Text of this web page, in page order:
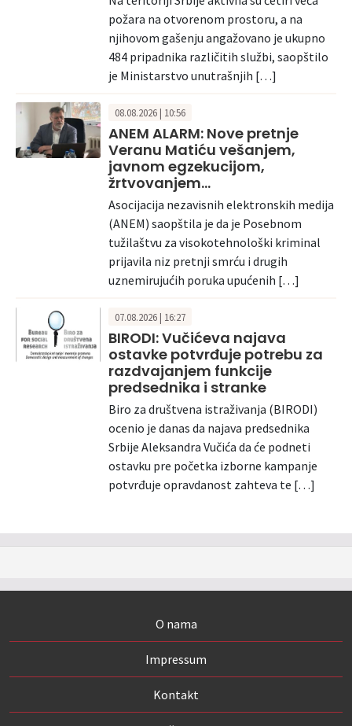
požara na otvorenom prostoru, a na
njihovom gašenju angažovano je ukupno
484 pripadnika različitih službi, saopštilo
je Ministarstvo unutrašnjih […]
08.08.2026 | 10:56
ANEM ALARM: Nove pretnje
Veranu Matiću vešanjem,
javnom egzekucijom,
žrtvovanjem…
Asocijacija nezavisnih elektronskih medija
(ANEM) saopštila je da je Posebnom
tužilaštvu za visokotehnološki kriminal
prijavila niz pretnji smrću i drugih
uznemirujućih poruka upućenih […]
07.08.2026 | 16:27
BIRODI: Vučićeva najava
ostavke potvrđuje potrebu za
razdvajanjem funkcije
predsednika i stranke
Biro za društvena istraživanja (BIRODI)
ocenio je danas da najava predsednika
Srbije Aleksandra Vučića da će podneti
ostavku pre početka izborne kampanje
potvrđuje opravdanost zahteva te […]
O nama
Impressum
Kontakt